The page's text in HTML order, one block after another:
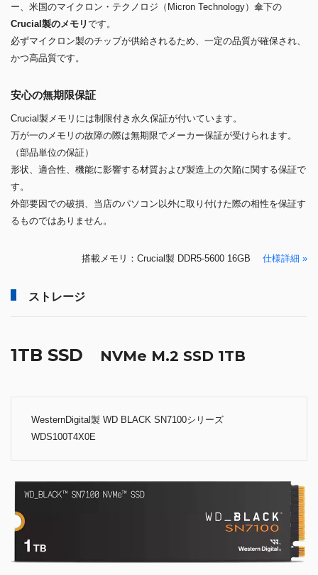
ー、米国のマイクロン・テクノロジ（Micron Technology）傘下の
Crucial製のメモリです。
必ずマイクロン製のチップが供給されるため、一定の品質が確保され、
かつ高品質です。
安心の無期限保証
Crucial製メモリには制限付き永久保証が付いています。
万が一のメモリの故障の際は無期限でメーカー保証が受けられます。
（部品単位の保証）
形状、適合性、機能に影響する材質および製造上の欠陥に関する保証で
す。
外部要因での破損、当店のパソコン以外に取り付けた際の相性を保証す
るものではありません。
搭載メモリ：Crucial製 DDR5-5600 16GB 仕様詳細 »
ストレージ
1TB SSD NVMe M.2 SSD 1TB
WesternDigital製 WD BLACK SN7100シリーズ
WDS100T4X0E